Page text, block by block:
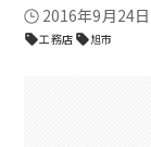
2016年9月24日
sell工務店 sell旭市